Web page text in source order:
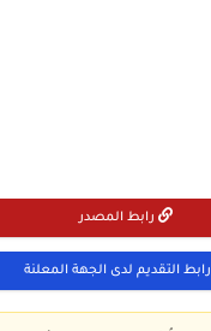
رابط المصدر
رابط التقديم لدى الجهة المعلنة